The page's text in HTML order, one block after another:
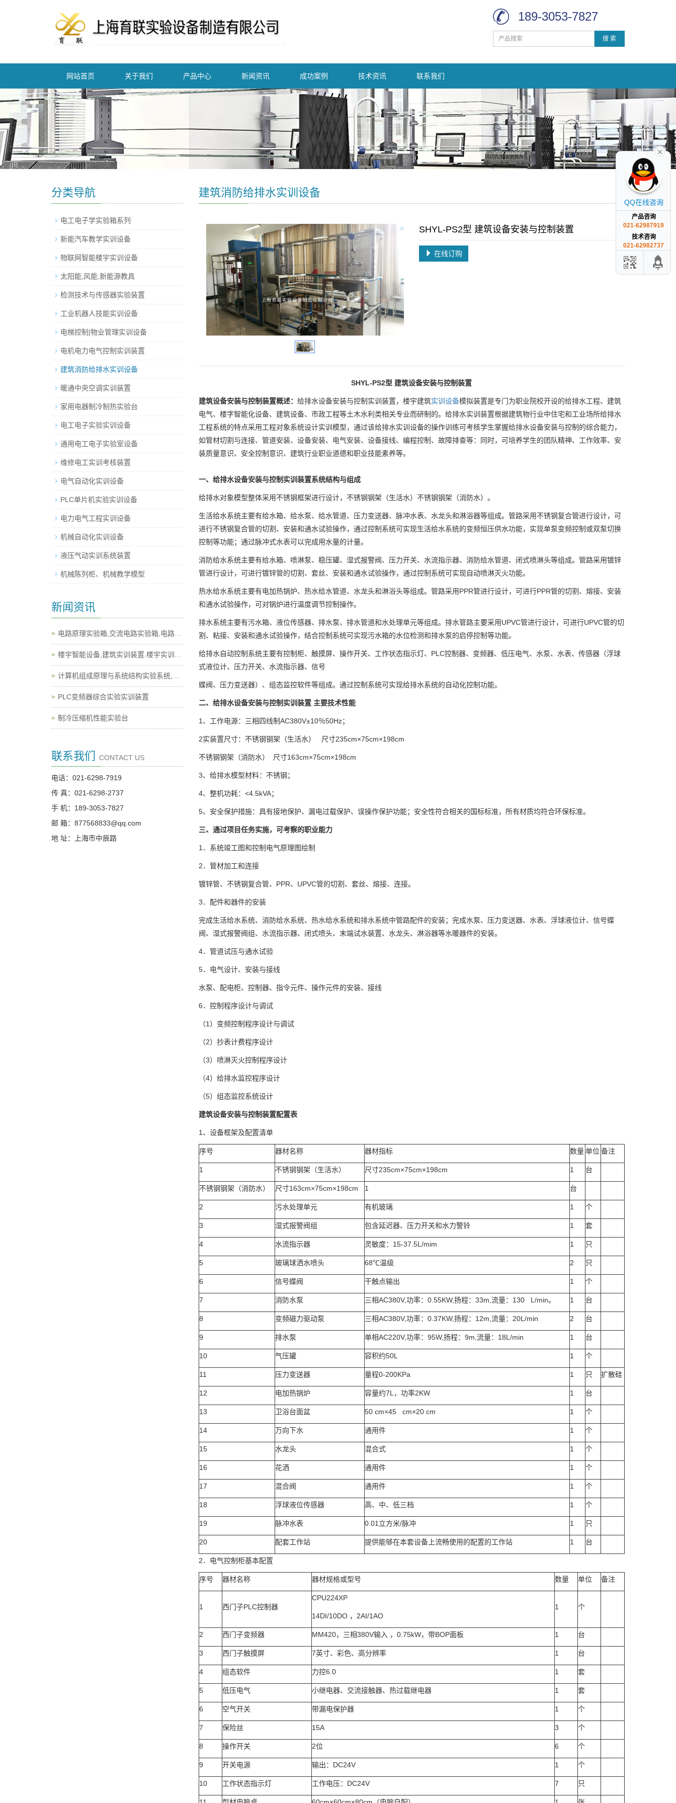
189-3053-7827
搜 索
网站首页 关于我们 产品中心 新闻资讯 成功案例 技术资讯 联系我们
建筑消防给排水实训设备
SHYL-PS2型 建筑设备安装与控制装置
在线订购
SHYL-PS2型 建筑设备安装与控制装置
建筑设备安装与控制装置概述： 给排水设备安装与控制实训装置，楼宇建筑实训设备模拟装置是专门为职业院校开设的给排水工程、建筑
电气、楼字智能化设备、建筑设备、市政工程等土木水利类相关专业而研制的。给排水实训装置根据建筑物行业中住宅和工业场所给排水
工程系统的特点采用工程对象系统设计实训模型，通过该给排水实训设备的操作训练可考核学生掌握给排水设备安装与控制的综合能力，
如管材切割与连接、管道安装、设备安装、电气安装、设备接线、编程控制、故障排查等：同时，可培养学生的团队精神、工作效率、安
装质量意识、安全控制意识、建筑行业职业道德和职业技能素养等。
一、给排水设备安装与控制实训装置系统结构与组成
给排水对象模型整体采用不锈钢框架进行设计，不锈钢钢架（生活水）不锈钢钢架（消防水）。
生活给水系统主要有给水箱、给水泵、给水管道、压力变送器、脉冲水表、水龙头和淋浴器等组成。管路采用不锈钢复合管进行设计，可
进行不锈钢复合管的切割、安装和通水试验操作，通过控制系统可实现生活给水系统的变频恒压供水功能，实现单泵变频控制或双泵切换
控制等功能；通过脉冲式水表可以完成用水量的计量。
消防给水系统主要有给水箱、喷淋泵、稳压罐、湿式报警阀、压力开关、水流指示器、消防给水管道、闭式喷淋头等组成。管路采用镀锌
管进行设计，可进行镀锌管的切割、套丝、安装和通水试验操作，通过控制系统可实现自动喷淋灭火功能。
热水给水系统主要有电加热锅炉、热水给水管道、水龙头和淋浴头等组成。管路采用PPR管进行设计，可进行PPR管的切割、熔接、安装
和通水试验操作，可对锅炉进行温度调节控制操作。
排水系统主要有污水箱、液位传感器、排水泵、排水管道和水处理单元等组成。排水管路主要采用UPVC管进行设计，可进行UPVC管的切
割、粘接、安装和通水试验操作，结合控制系统可实现污水箱的水位检测和排水泵的启停控制等功能。
给排水自动控制系统主要有控制柜、触摸屏、操作开关、工作状态指示灯、PLC控制器、变频器、低压电气、水泵、水表、传感器（浮球
式液位计、压力开关、水流指示器、信号
蝶阀、压力变送器）、组态监控软件等组成。通过控制系统可实现给排水系统的自动化控制功能。
二、给排水设备安装与控制实训装置 主要技术性能
1、工作电源：三相四线制AC380V±10％50Hz；
2实装置尺寸：不锈钢钢架（生活水） 尺寸235cm×75cm×198cm
不锈钢钢架（消防水） 尺寸163cm×75cm×198cm
3、给排水模型材料：不锈钢；
4、整机功耗：<4.5kVA；
5、安全保护措施：具有接地保护、漏电过载保护、误操作保护功能；安全性符合相关的国标标准，所有材质均符合环保标准。
三、通过项目任务实施，可考察的职业能力
1．系统竣工图和控制电气原理图绘制
2．管材加工和连接
镀锌管、不锈钢复合管、PPR、UPVC管的切割、套丝、熔接、连接。
3．配件和器件的安装
完成生活给水系统、消防给水系统、热水给水系统和排水系统中管路配件的安装；完成水泵、压力变送器、水表、浮球液位计、信号蝶
阀、湿式报警阀组、水流指示器、闭式喷头、末端试水装置、水龙头、淋浴器等水暖器件的安装。
4．管道试压与通水试验
5．电气设计、安装与接线
水泵、配电柜、控制器、指令元件、操作元件的安装、接线
6．控制程序设计与调试
（1）变频控制程序设计与调试
（2）抄表计费程序设计
（3）喷淋灭火控制程序设计
（4）给排水监控程序设计
（5）组态监控系统设计
建筑设备安装与控制装置配置表
1、设备框架及配置清单
序号 器材名称 器材指标 数量 单位 备注
1 不锈钢钢架（生活水） 尺寸235cm×75cm×198cm 1 台
不锈钢钢架（消防水） 尺寸163cm×75cm×198cm 1 台
2 污水处理单元 有机玻璃 1 个
3 湿式报警阀组 包含延迟器、压力开关和水力警铃 1 套
4 水流指示器 灵敏度：15-37.5L/mim 1 只
5 玻璃球洒水喷头 68℃温级 2 只
6 信号蝶阀 干触点输出 1 个
7 消防水泵 三相AC380V,功率：0.55KW,扬程：33m,流量：130 L/min。 1 台
8 变频磁力驱动泵 三相AC380V,功率：0.37KW,扬程：12m,流量：20L/min 2 台
9 排水泵 单相AC220V,功率：95W,扬程：9m,流量：18L/min 1 台
10 气压罐 容积约50L 1 个
11 压力变送器 量程0-200KPa 1 只 扩散硅
12 电加热锅炉 容量约7L，功率2KW 1 台
13 卫浴台面盆 50 cm×45 cm×20 cm 1 个
14 万向下水 通用件 1 个
15 水龙头 混合式 1 个
16 花洒 通用件 1 个
17 混合阀 通用件 1 个
18 浮球液位传感器 高、中、低三档 1 个
19 脉冲水表 0.01立方米/脉冲 1 只
20 配套工作站 提供能够在本套设备上流畅使用的配置的工作站 1 台
2．电气控制柜基本配置
序号 器材名称 器材规格或型号 数量 单位 备注
1 西门子PLC控制器
CPU224XP
14DI/10DO ，2AI/1AO
1 个
2 西门子变频器 MM420，三相380V输入 ，0.75kW，带BOP面板 1 台
3 西门子触摸屏 7英寸、彩色、高分辨率 1 台
4 组态软件 力控6.0 1 套
5 低压电气 小继电器、交流接触器、热过载继电器 1 套
6 空气开关 带漏电保护器 1 个
7 保险丝 15A 3 个
8 操作开关 2位 6 个
9 开关电源 输出：DC24V 1 个
10 工作状态指示灯 工作电压：DC24V 7 只
分类导航
电工电子学实验箱系列
新能汽车教学实训设备
物联网智能楼宇实训设备
太阳能,风能,新能源教具
检测技术与传感器实验装置
工业机器人技能实训设备
电梯控制|物业管理实训设备
电机电力电气控制实训装置
建筑消防给排水实训设备
暖通中央空调实训装置
家用电器制冷制热实验台
电工电子实验实训设备
通用电工电子实验室设备
维修电工实训考核装置
电气自动化实训设备
PLC单片机实验实训设备
电力电气工程实训设备
机械自动化实训设备
液压气动实训系统装置
机械陈列柜、机械教学模型
新闻资讯
PLC变频器综合实验实训装置
制冷压缩机性能实验台
联系我们 CONTACT US
电话：021-6298-7919
传 真：021-6298-2737
手 机：189-3053-7827
邮 箱：877568833@qq.com
地 址：上海市中辰路
QQ在线咨询
产品咨询
021-62987919
技术咨询
021-62982737